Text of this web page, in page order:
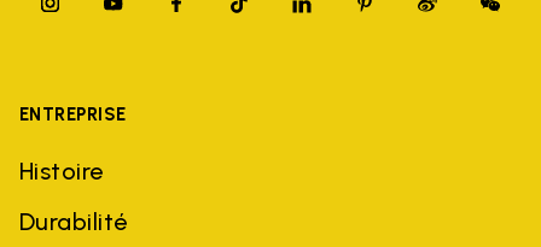
ENTREPRISE
Histoire
Durabilité